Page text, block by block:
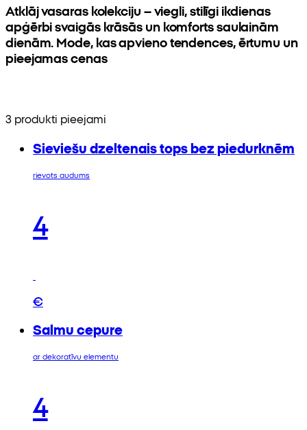
Atklāj vasaras kolekciju – viegli, stilīgi ikdienas
apģērbi svaigās krāsās un komforts saulainām
dienām. Mode, kas apvieno tendences, ērtumu un
pieejamas cenas
3 produkti pieejami
Sieviešu dzeltenais tops bez piedurknēm
rievots audums
4
€
Salmu cepure
ar dekoratīvu elementu
4